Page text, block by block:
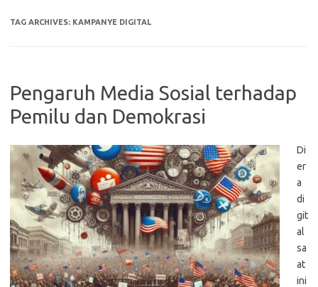
TAG ARCHIVES: KAMPANYE DIGITAL
Pengaruh Media Sosial terhadap
Pemilu dan Demokrasi
Di
er
a
di
git
al
sa
at
ini